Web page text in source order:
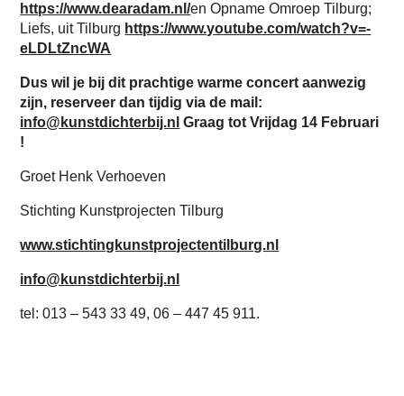
https://www.dearadam.nl/en Opname Omroep Tilburg;
Liefs, uit Tilburg https://www.youtube.com/watch?v=-
eLDLtZncWA
Dus wil je bij dit prachtige warme concert aanwezig
zijn, reserveer dan tijdig via de mail:
info@kunstdichterbij.nl Graag tot Vrijdag 14 Februari
!
Groet Henk Verhoeven
Stichting Kunstprojecten Tilburg
www.stichtingkunstprojectentilburg.nl
info@kunstdichterbij.nl
tel: 013 – 543 33 49, 06 – 447 45 911.